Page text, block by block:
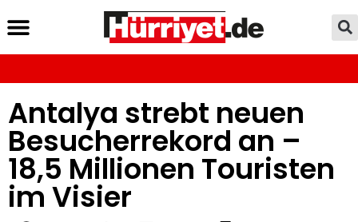
Antalya strebt neuen
Besucherrekord an –
18,5 Millionen Touristen
im Visier